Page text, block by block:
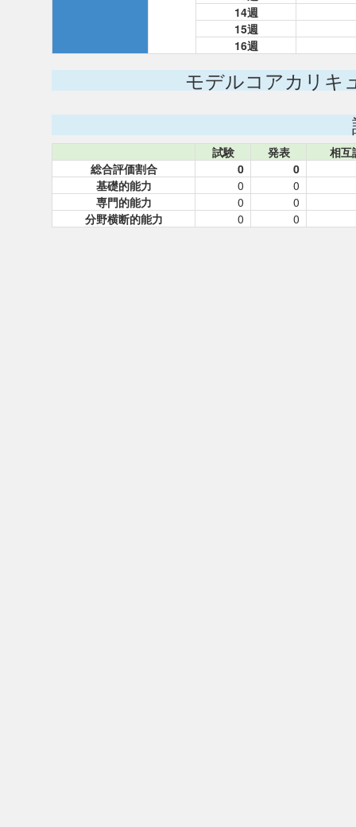
14週
15週
16週
モデルコアカリキ
試験 発表
相互
総合評価割合
0
0
基礎的能力
0
0
専門的能力
0
0
分野横断的能力
0 0